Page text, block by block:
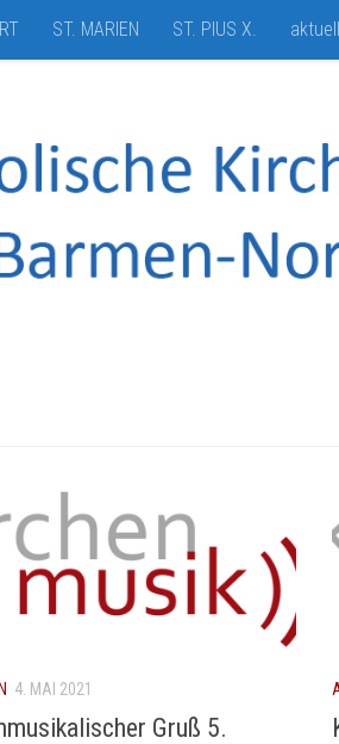
ST. MARIEN ST. PIUS X.
4. MAI 2021
Gruß 5.